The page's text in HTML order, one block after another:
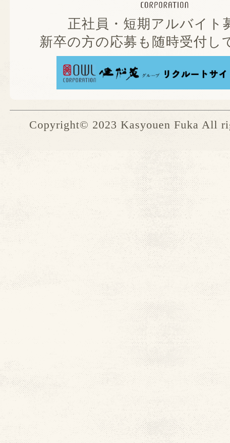
正社員・短期アルバイト
新卒の方の応募も随時受付し
Copyright© 2023 Kasyouen Fuka All